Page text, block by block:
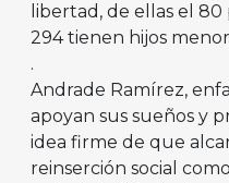
libertad, de ellas el
294 tienen hijos
.
Andrade Ramírez,
apoyan sus sueños y
idea firme de que
reinserción social